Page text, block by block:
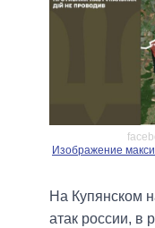
Изображение
На Купянском
атак россии, в